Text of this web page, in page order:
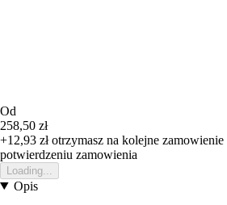
Od
258,50 zł
+12,93 złotrzymasz na kolejne zamowienie
potwierdzeniu zamowienia
Loading...
Opis